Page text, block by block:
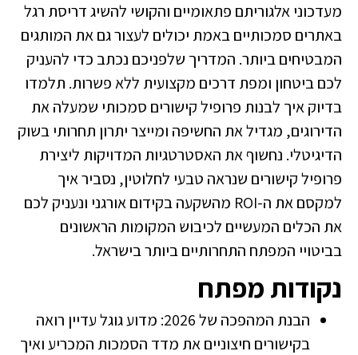
מעדכוני אלגוריתם פתאומיים והקושי להשיג דריסת רגל
באתרים סמכותיים באמת יכולים לעצור גם את המותגים
המבטיחים ביותר. המדריך שלפניכם נכתב כדי להעניק
לכם ביטחון ומפת דרכים מקצועית ללא פשרות. תלמדו
בדיוק איך לבנות פרופיל קישורים סמכותי שמעלה את
הדירוגים, מגדיל את החשיפה ומייצר יתרון תחרותי בשוק
הדיגיטלי. נחשוף את האסטרטגיות המדויקות ליצירת
פרופיל קישורים שנראה טבעי לחלוטין, נסביר איך
למקסם את ה-ROI מהשקעה בקידום אורגני ונעניק לכם
את הכלים המעשיים לכיבוש המקומות הראשונים
בביטויי המפתח התחרותיים ביותר בישראל.
נקודות מפתח
הבנת המהפכה של 2026: מדוע גוגל עדיין רואה
בקישורים חיצוניים את מדד הסמכות המכריע ואיך